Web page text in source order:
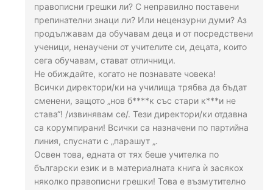
правописни грешки ли? С неправилно поставени
препинателни знаци ли? Или нецензурни думи? Аз
продължавам да обучавам деца и от посредствени
ученици, ненаучени от учителите си, децата, които
сега обучавам, стават отличници.
Не обиждайте, когато не познавате човека!
Всички директори/ки на училища трябва да бъдат
сменени, защото „нов б****к със стари к***и не
става“! /извинявам се/. Тези директори/ки отдавна
са корумпирани! Всички са назначени по партийна
линия, спуснати с „парашут „.
Освен това, едната от тях беше учителка по
български език и в материалната книга ѝ засякох
няколко правописни грешки! Това е възмутително